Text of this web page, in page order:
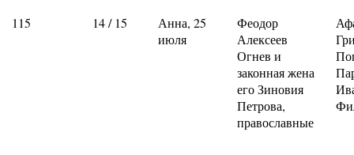
115 14 / 15
Анна, 25
июля
Феодор
Алексеев
Огнев и
законная жена
его Зиновия
Петрова,
православные